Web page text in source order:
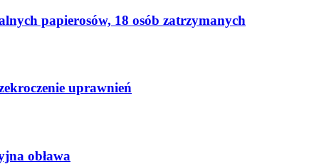
papierosów, 18 osób zatrzymanych
uprawnień
obława